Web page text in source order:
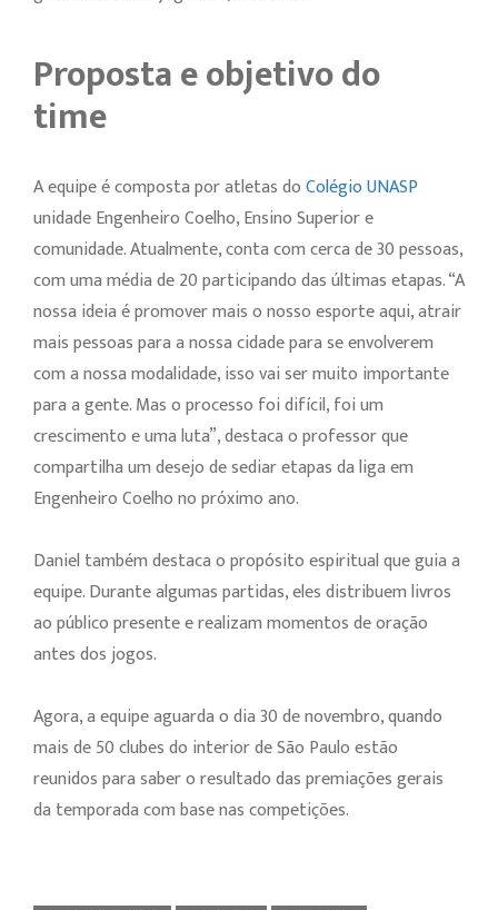
Proposta e objetivo do
time
A equipe é composta por atletas doColégio UNASP
unidade Engenheiro Coelho, Ensino Superior e
comunidade. Atualmente, conta com cerca de 30 pessoas,
com uma média de 20 participando das últimas etapas. “A
nossa ideia é promover mais o nosso esporte aqui, atrair
mais pessoas para a nossa cidade para se envolverem
com a nossa modalidade, isso vai ser muito importante
para a gente. Mas o processo foi difícil, foi um
crescimento e uma luta”, destaca o professor que
compartilha um desejo de sediar etapas da liga em
Engenheiro Coelho no próximo ano.
Daniel também destaca o propósito espiritual que guia a
equipe. Durante algumas partidas, eles distribuem livros
ao público presente e realizam momentos de oração
antes dos jogos.
Agora, a equipe aguarda o dia 30 de novembro, quando
mais de 50 clubes do interior de São Paulo estão
reunidos para saber o resultado das premiações gerais
da temporada com base nas competições.